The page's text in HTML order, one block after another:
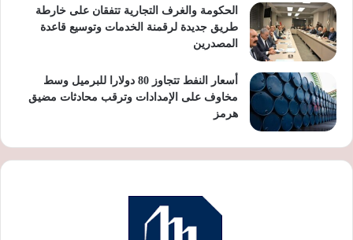
الحكومة والغرف التجارية تتفقان على خارطة
طريق جديدة لرقمنة الخدمات وتوسيع قاعدة
المصدرين
أسعار النفط تتجاوز 80 دولارا للبرميل وسط
مخاوف على الإمدادات وترقب محادثات مضيق
هرمز